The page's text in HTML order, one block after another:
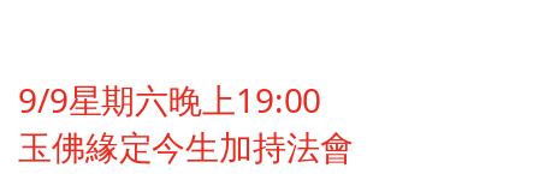
9/9星期六晚上19:00
玉佛緣定今生加持法會